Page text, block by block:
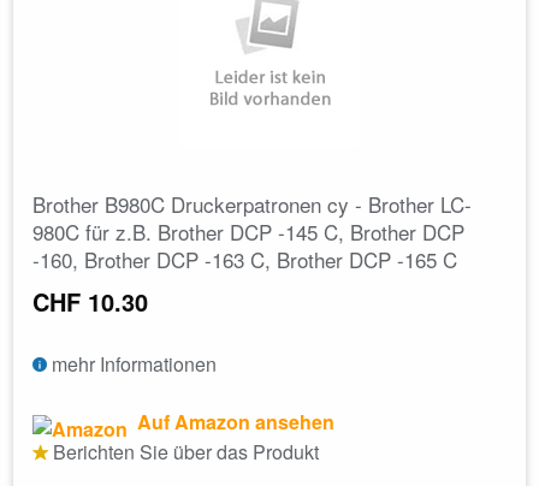
Brother B980C Druckerpatronen cy - Brother LC-
980C für z.B. Brother DCP -145 C, Brother DCP
-160, Brother DCP -163 C, Brother DCP -165 C
CHF 10.30
mehr Informationen
Auf Amazon ansehen
Berichten Sie über das Produkt